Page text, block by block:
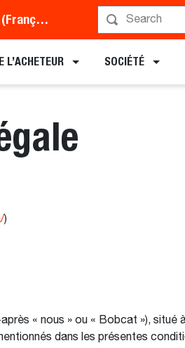
Middle East and Africa (Français)
L’ACHETEUR SOCIÉTÉ
)
« nous » ou « Bobcat »), situé
dans les présentes